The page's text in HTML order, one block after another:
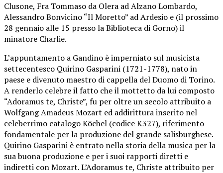
Clusone, Fra Tommaso da Olera ad Alzano Lombardo,
Alessandro Bonvicino “Il Moretto” ad Ardesio e (il prossimo
28 gennaio alle 15 presso la Biblioteca di Gorno) il
minatore Charlie.
L’appuntamento a Gandino è imperniato sul musicista
settecentesco Quirino Gasparini (1721-1778), nato in
paese e divenuto maestro di cappella del Duomo di Torino.
A renderlo celebre il fatto che il mottetto da lui composto
“Adoramus te, Christe”, fu per oltre un secolo attribuito a
Wolfgang Amadeus Mozart ed addirittura inserito nel
celeberrimo catalogo Köchel (codice K327), riferimento
fondamentale per la produzione del grande salisburghese.
Quirino Gasparini è entrato nella storia della musica per la
sua buona produzione e per i suoi rapporti diretti e
indiretti con Mozart. L’Adoramus te, Christe attribuito per